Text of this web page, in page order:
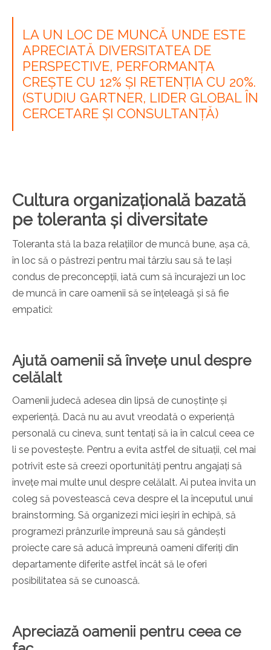
LA UN LOC DE MUNCĂ UNDE ESTE
APRECIATĂ DIVERSITATEA DE
PERSPECTIVE, PERFORMANȚA
CREȘTE CU 12% ȘI RETENȚIA CU 20%.
(STUDIU GARTNER, LIDER GLOBAL ÎN
CERCETARE ȘI CONSULTANȚĂ)
Cultura organizațională bazată
pe toleranta și diversitate
Toleranta stă la baza relațiilor de muncă bune, așa că,
în loc să o păstrezi pentru mai târziu sau să te lași
condus de preconcepții, iată cum să încurajezi un loc
de muncă în care oamenii să se înțeleagă și să fie
empatici:
Ajută oamenii să învețe unul despre
celălalt
Oamenii judecă adesea din lipsă de cunoștințe și
experiență. Dacă nu au avut vreodată o experiență
personală cu cineva, sunt tentați să ia în calcul ceea ce
li se povestește. Pentru a evita astfel de situații, cel mai
potrivit este să creezi oportunități pentru angajați să
învețe mai multe unul despre celălalt. Ai putea invita un
coleg să povestească ceva despre el la începutul unui
brainstorming. Să organizezi mici ieșiri în echipă, să
programezi prânzurile împreună sau să gândești
proiecte care să aducăîmpreună oameni diferiți din
departamente diferite astfel încât să le oferi
posibilitatea să se cunoască.
Apreciază oamenii pentru ceea ce